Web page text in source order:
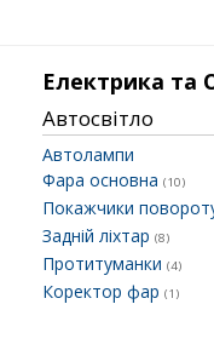
Електрика та
Автосвітло
Автолампи
Фара основна (10)
Покажчики
Задній ліхтар (8)
Протитуманки (4)
Коректор фар (1)